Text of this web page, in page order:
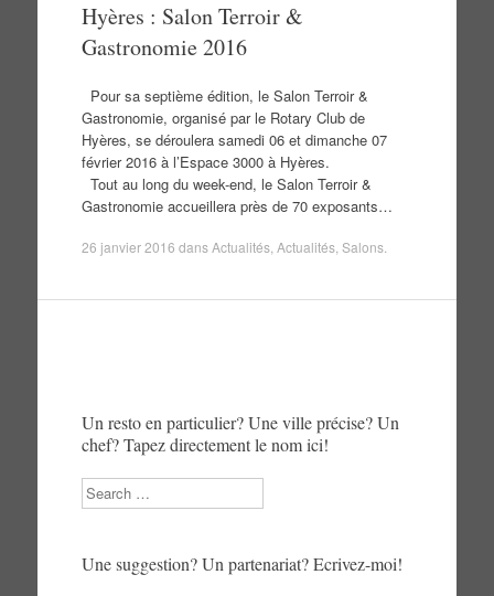
Hyères : Salon Terroir &
Gastronomie 2016
Pour sa septième édition, le Salon Terroir &
Gastronomie, organisé par le Rotary Club de
Hyères, se déroulera samedi 06 et dimanche 07
février 2016 à l’Espace 3000 à Hyères.
Tout au long du week-end, le Salon Terroir &
Gastronomie accueillera près de 70 exposants…
26 janvier 2016 dansActualités, Actualités, Salons.
Un resto en particulier? Une ville précise? Un
chef? Tapez directement le nom ici!
Search
Une suggestion? Un partenariat? Ecrivez-moi!